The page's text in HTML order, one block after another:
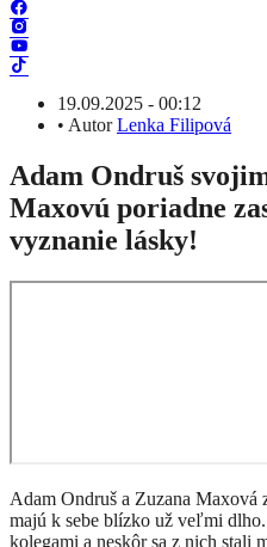
19.09.2025 - 00:12
• AutorLenka Filipová
Adam Ondruš
Maxovú poriadne
vyznanie lásky!
Adam Ondruš a Zuzana Maxová
majú k sebe blízko už veľmi
kolegami a neskôr sa z nich stali